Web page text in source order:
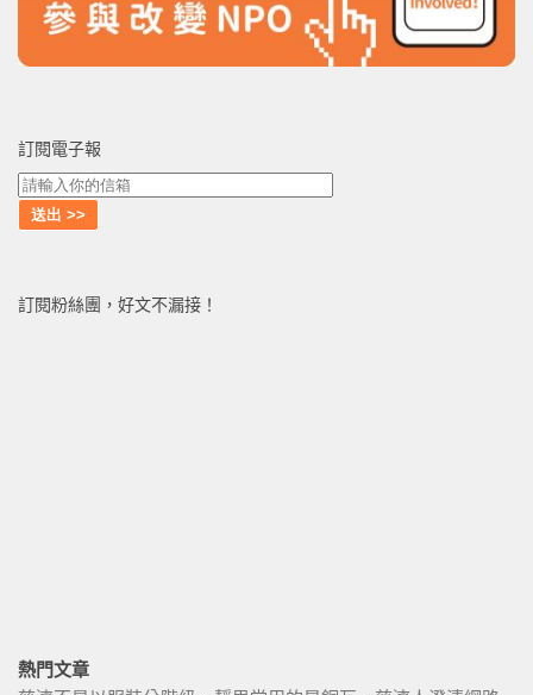
訂閱電子報
訂閱粉絲團，好文不漏接！
熱門文章